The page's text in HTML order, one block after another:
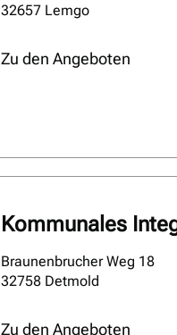
32657 Lemgo
Zu den Angeboten
Kommunales
Braunenbrucher Weg 18
32758 Detmold
Zu den Angeboten